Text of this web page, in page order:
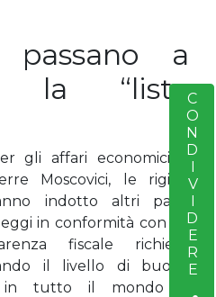
passano a
la “lista
gli affari economici e
Moscovici, le rigide
indotto altri paesi
in conformità con gli
fiscale richiesti
il livello di buona
in tutto il mondo e
CONDIVIDERE